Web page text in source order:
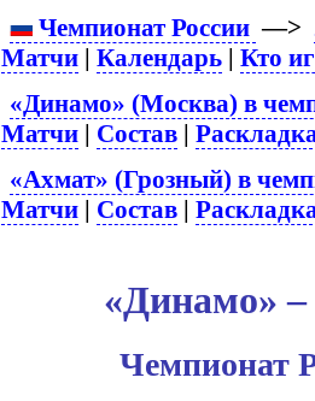
Чемпионат России —>
Матчи |Календарь |Кто
«Динамо» (Москва) в
Матчи | Состав |
«Ахмат» (Грозный) в
Матчи | Состав |
«Динамо»
Чемпионат